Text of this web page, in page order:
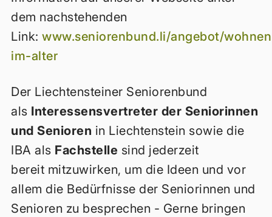
dem nachstehenden
Link: www.seniorenbund.li/angebot/
im-alter
Der Liechtensteiner Seniorenbund
als Interessensvertreter der Seniorinnen
und Senioren in Liechtenstein sowie die
IBA als Fachstelle sind jederzeit
bereit mitzuwirken, um die Ideen und vor
allem die Bedürfnisse der Seniorinnen und
Senioren zu besprechen - Gerne bringen